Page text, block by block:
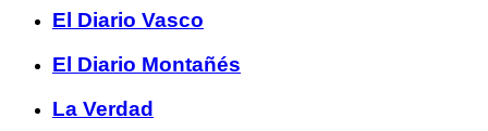
El Diario Vasco
El Diario Montañés
La Verdad